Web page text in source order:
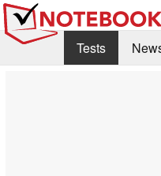
Tests